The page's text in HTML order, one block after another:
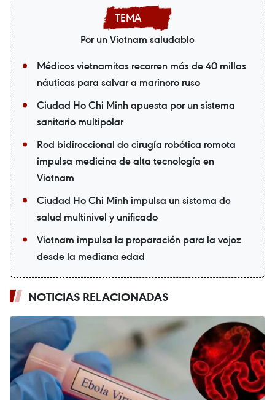
Por un Vietnam saludable
Médicos vietnamitas recorren más de 40 millas
náuticas para salvar a marinero ruso
Ciudad Ho Chi Minh apuesta por un sistema
sanitario multipolar
Red bidireccional de cirugía robótica remota
impulsa medicina de alta tecnología en
Vietnam
Ciudad Ho Chi Minh impulsa un sistema de
salud multinivel y unificado
Vietnam impulsa la preparación para la vejez
desde la mediana edad
NOTICIAS RELACIONADAS